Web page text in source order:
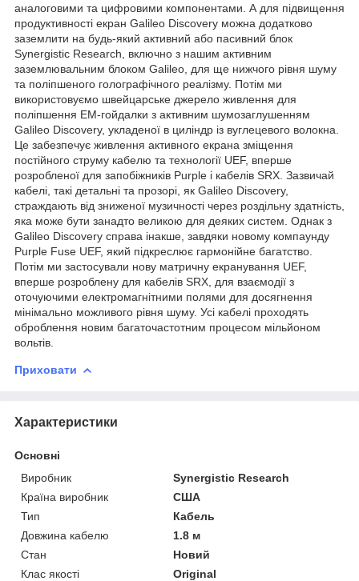
аналоговими та цифровими компонентами. А для підвищення
продуктивності екран Galileo Discovery можна додатково
заземлити на будь-який активний або пасивний блок
Synergistic Research, включно з нашим активним
заземлювальним блоком Galileo, для ще нижчого рівня шуму
та поліпшеного голографічного реалізму. Потім ми
використовуємо швейцарське джерело живлення для
поліпшення ЕМ-гойдалки з активним шумозаглушенням
Galileo Discovery, укладеної в циліндр із вуглецевого волокна.
Це забезпечує живлення активного екрана зміщення
постійного струму кабелю та технології UEF, вперше
розробленої для запобіжників Purple і кабелів SRX. Зазвичай
кабелі, такі детальні та прозорі, як Galileo Discovery,
страждають від зниженої музичності через роздільну здатність,
яка може бути занадто великою для деяких систем. Однак з
Galileo Discovery справа інакше, завдяки новому компаунду
Purple Fuse UEF, який підкреслює гармонійне багатство.
Потім ми застосували нову матричну екранування UEF,
вперше розроблену для кабелів SRX, для взаємодії з
оточуючими електромагнітними полями для досягнення
мінімально можливого рівня шуму. Усі кабелі проходять
оброблення новим багаточастотним процесом мільйоном
вольтів.
Приховати
Характеристики
Основні
Виробник
Synergistic Research
Країна виробник
США
Тип
Кабель
Довжина кабелю
1.8 м
Стан
Новий
Клас якості
Original